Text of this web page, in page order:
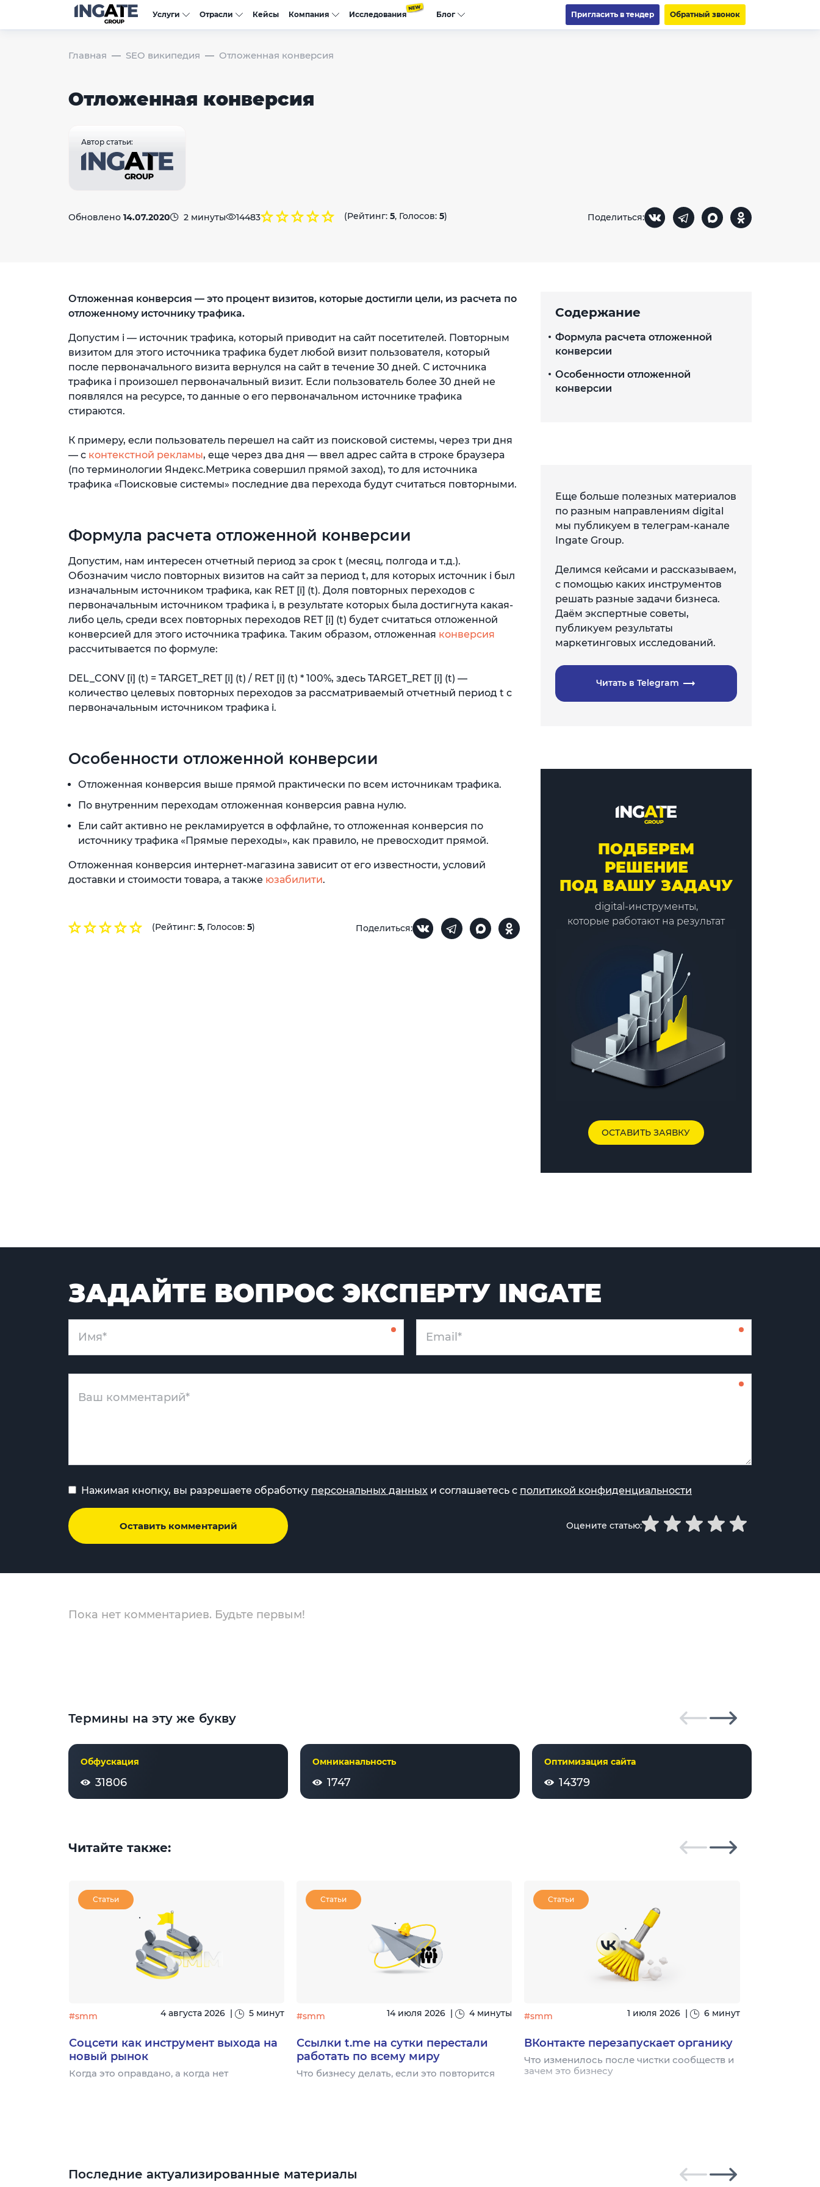
Услуги Отрасли Кейсы Компания Исследования Блог Пригласить в тендер Обратный звонок
Главная SEO википедия Отложенная конверсия
Отложенная конверсия
Автор статьи:
Обновлено 14.07.2020 2 минуты 14483 (Рейтинг: 5, Голосов: 5) Поделиться:
Отложенная конверсия — это процент визитов, которые достигли цели, из расчета по
отложенному источнику трафика.
Допустим i — источник трафика, который приводит на сайт посетителей. Повторным
визитом для этого источника трафика будет любой визит пользователя, который
после первоначального визита вернулся на сайт в течение 30 дней. С источника
трафика i произошел первоначальный визит. Если пользователь более 30 дней не
появлялся на ресурсе, то данные о его первоначальном источнике трафика
стираются.
К примеру, если пользователь перешел на сайт из поисковой системы, через три дня
— с контекстной рекламы, еще через два дня — ввел адрес сайта в строке браузера
(по терминологии Яндекс.Метрика совершил прямой заход), то для источника
трафика «Поисковые системы» последние два перехода будут считаться повторными.
Формула расчета отложенной конверсии
Допустим, нам интересен отчетный период за срок t (месяц, полгода и т.д.).
Обозначим число повторных визитов на сайт за период t, для которых источник i был
изначальным источником трафика, как RET [i] (t). Доля повторных переходов с
первоначальным источником трафика i, в результате которых была достигнута какая-
либо цель, среди всех повторных переходов RET [i] (t) будет считаться отложенной
конверсией для этого источника трафика. Таким образом, отложенная конверсия
рассчитывается по формуле:
DEL_CONV [i] (t) = TARGET_RET [i] (t) / RET [i] (t) * 100%, здесь TARGET_RET [i] (t) —
количество целевых повторных переходов за рассматриваемый отчетный период t с
первоначальным источником трафика i.
Особенности отложенной конверсии
Отложенная конверсия выше прямой практически по всем источникам трафика.
По внутренним переходам отложенная конверсия равна нулю.
Ели сайт активно не рекламируется в оффлайне, то отложенная конверсия по
источнику трафика «Прямые переходы», как правило, не превосходит прямой.
Отложенная конверсия интернет-магазина зависит от его известности, условий
доставки и стоимости товара, а также юзабилити.
(Рейтинг: 5, Голосов: 5) Поделиться:
Содержание
Формула расчета отложенной
конверсии
Особенности отложенной
конверсии
Еще больше полезных материалов
по разным направлениям digital
мы публикуем в телеграм-канале
Ingate Group.
Делимся кейсами и рассказываем,
с помощью каких инструментов
решать разные задачи бизнеса.
Даём экспертные советы,
публикуем результаты
маркетинговых исследований.
Читать в Telegram
ПОДБЕРЕМ
РЕШЕНИЕ
ПОД ВАШУ ЗАДАЧУ
digital-инструменты,
которые работают на результат
ОСТАВИТЬ ЗАЯВКУ
ЗАДАЙТЕ ВОПРОС ЭКСПЕРТУ INGATE
Нажимая кнопку, вы разрешаете обработку персональных данных и соглашаетесь с политикой конфиденциальности
Оставить комментарий Оцените статью:
Пока нет комментариев. Будьте первым!
Термины на эту же букву
Обфускация
31806
Омниканальность
1747
Оптимизация сайта
14379
Читайте также:
Статьи
#smm 4 августа 2026 5 минут
Соцсети как инструмент выхода на
новый рынок
Когда это оправдано, а когда нет
Статьи
#smm 14 июля 2026 4 минуты
Ссылки t.me на сутки перестали
работать по всему миру
Что бизнесу делать, если это повторится
Статьи
#smm 1 июля 2026 6 минут
ВКонтакте перезапускает органику
Что изменилось после чистки сообществ и
зачем это бизнесу
Последние актуализированные материалы